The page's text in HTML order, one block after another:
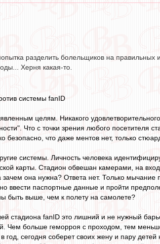
разделить болельщиков на правильных
Херня какая-то.
системы fanID
целям. Никакого
Что с точки зрения любого посетителя
безопасно, что даже ментов нет, только
системы. Личность человека
карты. Стадион обвешан камерами, на
зачем она нужна? Ответа нет. Только
ввести паспортные данные и пройти
быть выше, чем к полету на самолете?
стадиона fanID это лишний и не нужный
Чем больше геморроя с проходом, тем
сегодня соберет своих жену и пару